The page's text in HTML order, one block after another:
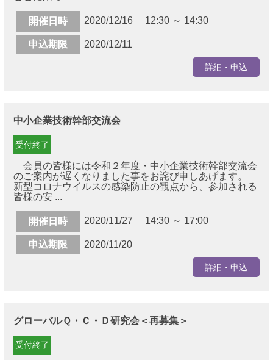
開催日時 2020/12/16 12:30 ～ 14:30
申込期限 2020/12/11
詳細・申込
中小企業技術幹部交流会
受付終了
会員の皆様には令和２年度・中小企業技術幹部交流会
のご案内が遅くなりました事をお詫び申しあげます。
新型コロナウイルスの感染防止の観点から、参加される
皆様の安 ...
開催日時 2020/11/27 14:30 ～ 17:00
申込期限 2020/11/20
詳細・申込
グローバルＱ・Ｃ・Ｄ研究会＜再募集＞
受付終了